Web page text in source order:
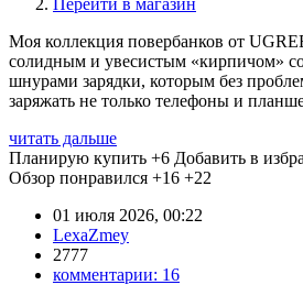
Моя коллекция повербанков от
солидным и увесистым «кирпичом»
шнурами зарядки, которым без
заряжать не только телефоны и
читать дальше
Планирую купить +6 Добавить в
Обзор понравился +16 +22
01 июля 2026, 00:22
LexaZmey
2777
комментарии: 16